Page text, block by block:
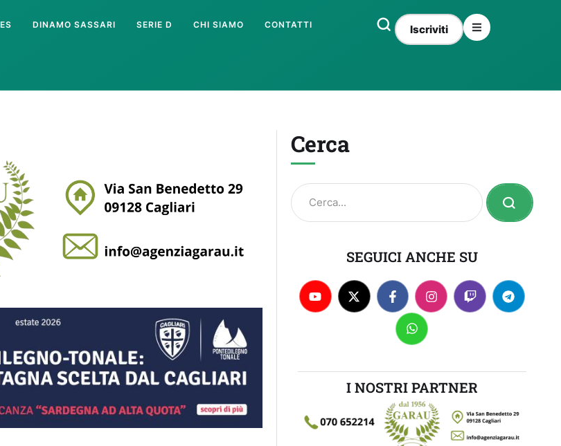
DINAMO SASSARI SERIE D CHI SIAMO CONTATTI Iscriviti
Cerca
SEGUICI ANCHE SU
I NOSTRI PARTNER